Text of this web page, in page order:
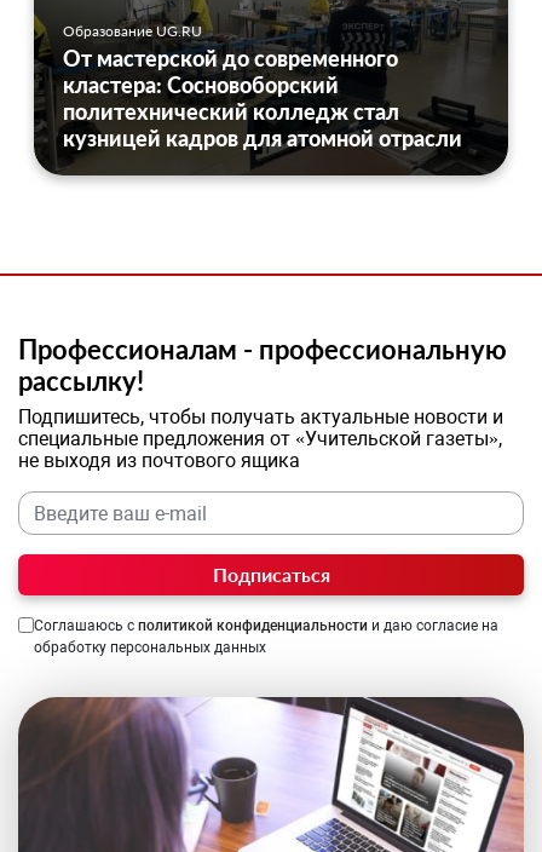
Образование UG.RU
От мастерской до современного
кластера: Сосновоборский
политехнический колледж стал
кузницей кадров для атомной отрасли
Профессионалам - профессиональную
рассылку!
Подпишитесь, чтобы получать актуальные новости и
специальные предложения от «Учительской газеты»,
не выходя из почтового ящика
Подписаться
Соглашаюсь с политикой конфиденциальности и даю согласие на
обработку персональных данных